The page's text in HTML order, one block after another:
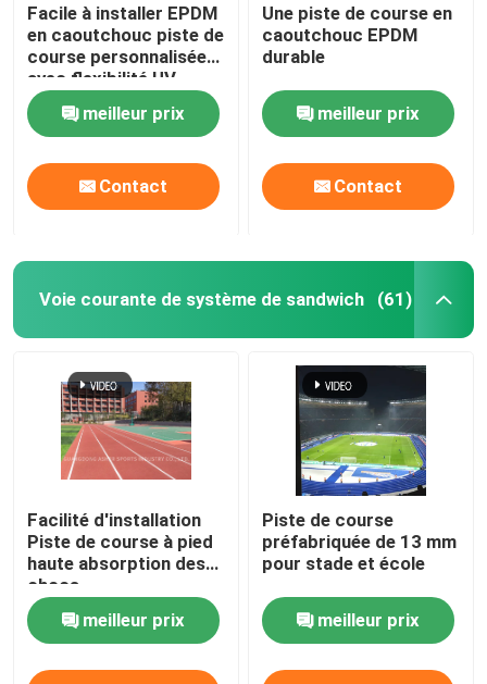
Tapis en caoutchouc de gymnase
piste de course hybride
Sport argile rouge
Facile à installer EPDM
en caoutchouc piste de
course personnalisée
avec flexibilité UV
meilleur prix
Contact
Une piste de course en
caoutchouc EPDM
durable
meilleur prix
Contact
Voie courante de système de sandwich (61)
Facilité d'installation
Piste de course à pied
haute absorption des
chocs
meilleur prix
Piste de course
préfabriquée de 13 mm
pour stade et école
meilleur prix